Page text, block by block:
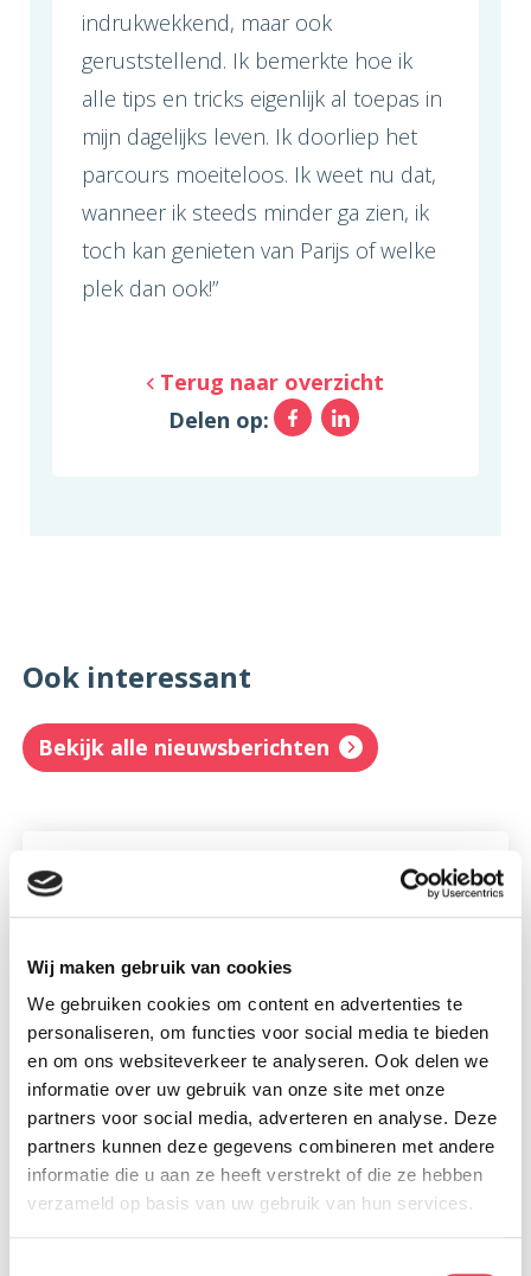
Wij maken gebruik van cookies
We gebruiken cookies om content en advertenties te
personaliseren, om functies voor social media te bieden
en om ons websiteverkeer te analyseren. Ook delen we
informatie over uw gebruik van onze site met onze
partners voor social media, adverteren en analyse. Deze
partners kunnen deze gegevens combineren met andere
informatie die u aan ze heeft verstrekt of die ze hebben
verzameld op basis van uw gebruik van hun services.
indrukwekkend, maar ook
geruststellend. Ik bemerkte hoe ik
alle tips en tricks eigenlijk al toepas in
mijn dagelijks leven. Ik doorliep het
parcours moeiteloos. Ik weet nu dat,
wanneer ik steeds minder ga zien, ik
toch kan genieten van Parijs of welke
plek dan ook!”
Terug naar overzicht
Delen op:
Facebook
LinkedIn
Ook interessant
Bekijk alle nieuwsberichten
Glas of kunststof?
30 juli 2026